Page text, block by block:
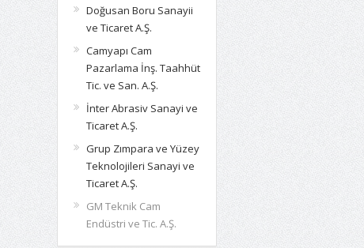
Doğusan Boru Sanayii
ve Ticaret A.Ş.
Camyapı Cam
Pazarlama İnş. Taahhüt
Tic. ve San. A.Ş.
İnter Abrasiv Sanayi ve
Ticaret A.Ş.
Grup Zımpara ve Yüzey
Teknolojileri Sanayi ve
Ticaret A.Ş.
GM Teknik Cam
Endüstri ve Tic. A.Ş.